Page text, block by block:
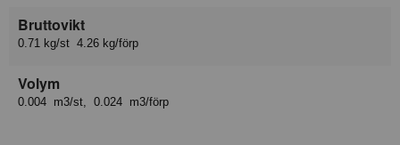
Bruttovikt
0.71 kg/st 4.26 kg/förp
Volym
0.004 m3/st, 0.024 m3/förp